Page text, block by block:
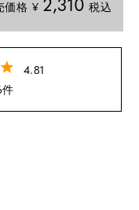
価格 ¥ 税込
4.81